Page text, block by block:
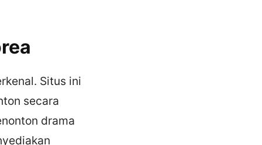
Situs ini
secara
drama